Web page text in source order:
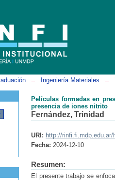
Ingeniería Materiales
Películas formadas en
presencia de iones nitrito
Fernández, Trinidad
URI: http://rinfi.fi.mdp.edu.ar/
Fecha: 2024-12-10
Resumen:
El presente trabajo se